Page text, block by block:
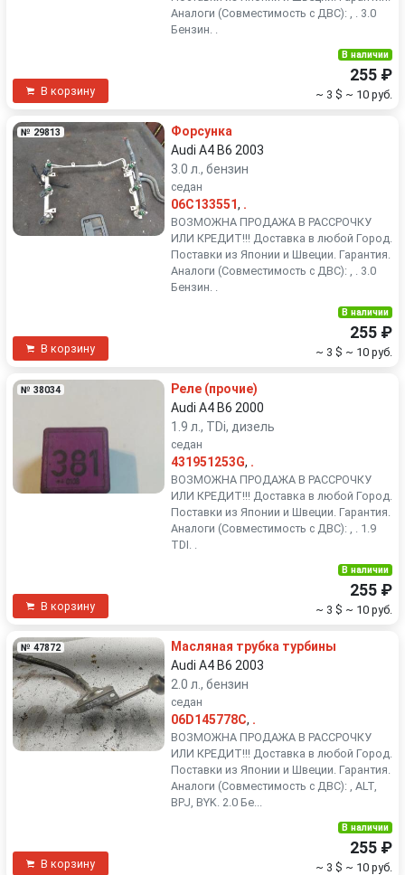
Аналоги (Совместимость с ДВС): , . 3.0
Бензин. .
В корзину
В наличии
255 ₽
~ 3 $ ~ 10 руб.
№ 29813
Форсунка
Audi A4 B6 2003
3.0 л., бензин
седан
06C133551, .
ВОЗМОЖНА ПРОДАЖА В РАССРОЧКУ
ИЛИ КРЕДИТ!!! Доставка в любой Город.
Поставки из Японии и Швеции. Гарантия.
Аналоги (Совместимость с ДВС): , . 3.0
Бензин. .
В корзину
В наличии
255 ₽
~ 3 $ ~ 10 руб.
№ 38034
Реле (прочие)
Audi A4 B6 2000
1.9 л., TDi, дизель
седан
431951253G, .
ВОЗМОЖНА ПРОДАЖА В РАССРОЧКУ
ИЛИ КРЕДИТ!!! Доставка в любой Город.
Поставки из Японии и Швеции. Гарантия.
Аналоги (Совместимость с ДВС): , . 1.9
TDI. .
В корзину
В наличии
255 ₽
~ 3 $ ~ 10 руб.
№ 47872
Масляная трубка турбины
Audi A4 B6 2003
2.0 л., бензин
седан
06D145778C, .
ВОЗМОЖНА ПРОДАЖА В РАССРОЧКУ
ИЛИ КРЕДИТ!!! Доставка в любой Город.
Поставки из Японии и Швеции. Гарантия.
Аналоги (Совместимость с ДВС): , ALT,
BPJ, BYK. 2.0 Бе...
В корзину
В наличии
255 ₽
~ 3 $ ~ 10 руб.